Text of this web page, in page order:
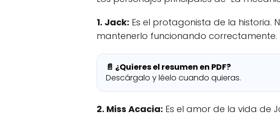
1. Jack: Es el protagonista de la historia.
mantenerlo funcionando correctamente.
📄 ¿Quieres el resumen en PDF?
Descárgalo y léelo cuando quieras.
2. Miss Acacia: Es el amor de la vida de